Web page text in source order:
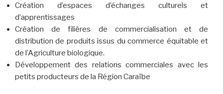
Création d’espaces d’échanges culturels et
d’apprentissages
Création de filières de commercialisation et de
distribution de produits issus du commerce équitable et
de l’Agriculture biologique.
Développement des relations commerciales avec les
petits producteurs de la Région Caraïbe